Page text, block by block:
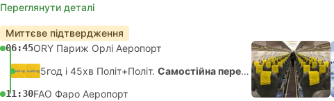
Переглянути деталі
Миттєве підтвердження
06:45ORY Париж Орлі Аеропорт
5год і 45хв Політ+Політ. Самостійна пересадка
11:30FAO Фаро Аеропорт